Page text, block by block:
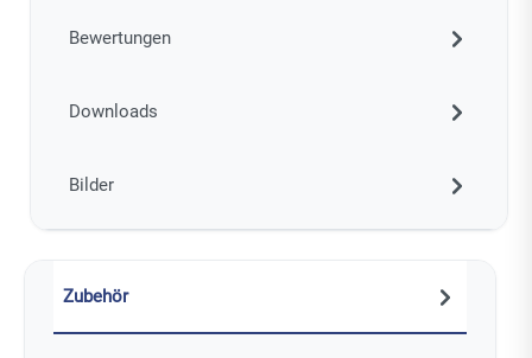
Bewertungen
Downloads
Bilder
Zubehör